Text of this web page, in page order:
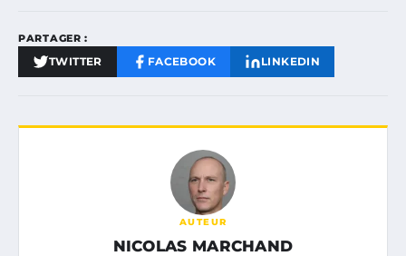
PARTAGER :
TWITTER FACEBOOK LINKEDIN
AUTEUR
NICOLAS MARCHAND